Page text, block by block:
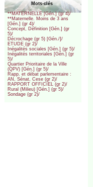
Mots-clés
**MATERNELLE [Gén.] (gr 4)/
**Maternelle. Moins de 3 ans
[Gén.] (gr 4)/
Concept, Définition [Gén.] (gr
5)/
Décrochage (gr 5) [Gén./]/
ETUDE (gr 2)/
Inégalités sociales [Gén.] (gr 5)/
Inégalités territoriales [Gén.] (gr
5)/
Quartier Prioritaire de la Ville
(QPV) [Gén.] (gr 5)/
Rapp. et débat parlementaire :
AN, Sénat, Cese (gr 2)/
RAPPORT OFFICIEL (gr 2)/
Rural (Milieu) [Gén.] (gr 5)/
Sondage (gr 2)/